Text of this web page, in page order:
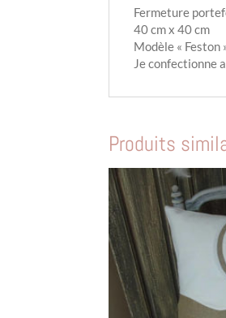
Fermeture
40 cm x 40 cm
Modèle « Feston
Je confectionne
Produits